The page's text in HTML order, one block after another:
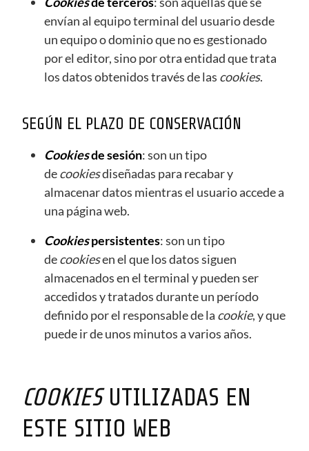
envían al equipo terminal del usuario desde
un equipo o dominio que no es gestionado
por el editor, sino por otra entidad que trata
los datos obtenidos través de las cookies.
SEGÚN EL PLAZO DE CONSERVACIÓN
Cookiesde sesión: son un tipo
decookiesdiseñadas para recabar y
almacenar datos mientras el usuario accede a
una página web.
Cookiespersistentes: son un tipo
decookiesen el que los datos siguen
almacenados en el terminal y pueden ser
accedidos y tratados durante un período
definido por el responsable de la cookie, y que
puede ir de unos minutos a varios años.
COOKIESUTILIZADAS EN
ESTE SITIO WEB